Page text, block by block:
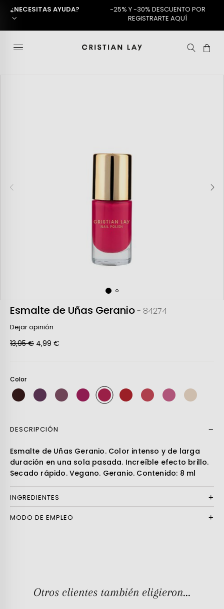
¿NECESITAS AYUDA?
-25% Y -30% DESCUENTO POR
REGISTRARTE AQUÍ
Esmalte de Uñas Geranio- 84274
Dejar opinión
13,95 € 4,99 €
Color
DESCRIPCIÓN
Esmalte de Uñas Geranio. Color intenso y de larga
duración en una sola pasada. Increíble efecto brillo.
Secado rápido. Vegano. Geranio. Contenido: 8 ml
INGREDIENTES
MODO DE EMPLEO
Otros clientes también eligieron...